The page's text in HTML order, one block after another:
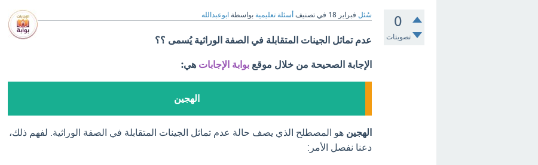
0
تصويتات
سُئل فبراير 18 في تصنيف أسئلة تعليمية بواسطة ابوعبدالله
عدم تماثل الجينات المتقابلة في الصفة الوراثية يُسمى ؟؟
الإجابة الصحيحة من خلال موقع بوابة الإجابات هي:
الهجين
الهجين هو المصطلح الذي يصف حالة عدم تماثل الجينات المتقابلة في الصفة الوراثية. لفهم ذلك،
دعنا نفصل الأمر: